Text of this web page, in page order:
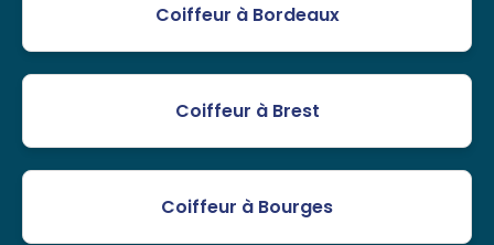
Coiffeur à Bordeaux
Coiffeur à Brest
Coiffeur à Bourges